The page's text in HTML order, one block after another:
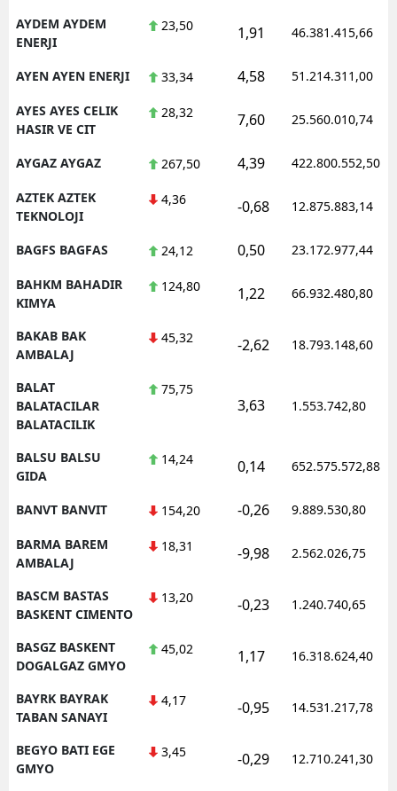
AYDEM AYDEM
ENERJI
23,50 1,91 46.381.415,66
AYEN AYEN ENERJI 33,34 4,58 51.214.311,00
AYES AYES CELIK
HASIR VE CIT
28,32 7,60 25.560.010,74
AYGAZ AYGAZ 267,50 4,39 422.800.552,50
AZTEK AZTEK
TEKNOLOJI
4,36 -0,68 12.875.883,14
BAGFS BAGFAS 24,12 0,50 23.172.977,44
BAHKM BAHADIR
KIMYA
124,80 1,22 66.932.480,80
BAKAB BAK
AMBALAJ
45,32 -2,62 18.793.148,60
BALAT
BALATACILAR
BALATACILIK
75,75
3,63 1.553.742,80
BALSU BALSU
GIDA
14,24 0,14 652.575.572,88
BANVT BANVIT 154,20 -0,26 9.889.530,80
BARMA BAREM
AMBALAJ
18,31 -9,98 2.562.026,75
BASCM BASTAS
BASKENT CIMENTO
13,20 -0,23 1.240.740,65
BASGZ BASKENT
DOGALGAZ GMYO
45,02 1,17 16.318.624,40
BAYRK BAYRAK
TABAN SANAYI
4,17 -0,95 14.531.217,78
BEGYO BATI EGE
GMYO
3,45 -0,29 12.710.241,30